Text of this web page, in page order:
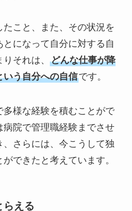
こと、また、その状況を
になって自分に対する自
それは、 どんな仕事が降
いう自分への自信です。
多様な経験を積むことがで
病院で管理職経験までさせ
さらには、今こうして独
できたと考えています。
らえる